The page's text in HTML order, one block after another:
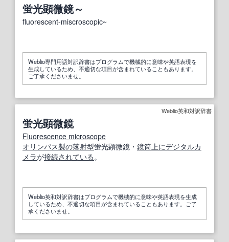
蛍光顕微鏡～
fluorescent-miscroscopic~
Weblio専門用語対訳辞書はプログラムで機械的に意味や英語表現を
生成しているため、不適切な項目が含まれていることもあります。
ご了承くださいませ。
Weblio英和対訳辞書
蛍光顕微鏡
Fluorescence microscope
オリンパス製の落射型蛍光顕微鏡・ 鏡筒 上にデジタルカ
メラが接続されている 。
Weblio英和対訳辞書はプログラムで機械的に意味や英語表現を生成
しているため、不適切な項目が含まれていることもあります。ご了
承くださいませ。